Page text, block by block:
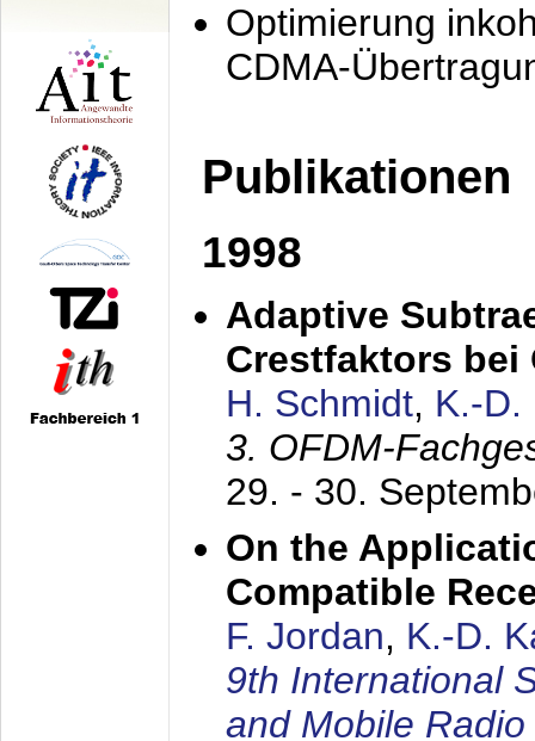
Optimierung
CDMA-
Publikationen
1998
Adaptive
Crestfaktors bei
H. Schmidt, K.-D.
3. OFDM-
29. - 30.
On the
Compatible
F. Jordan, K.-D.
9th International
and Mobile